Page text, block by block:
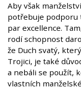
Aby však
potřebuje podporu
par excellence.
rodí schopnost
že Duch svatý,
Trojici, je také
a nebáli se použít,
vlastních